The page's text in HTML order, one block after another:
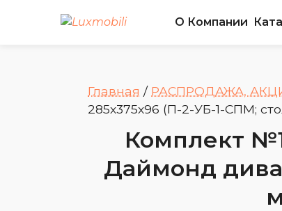
О Компании
Главная / РАСПРОДАЖА,
285х375х96 (П-2-УБ-1-СПМ;
Комплект
Даймонд